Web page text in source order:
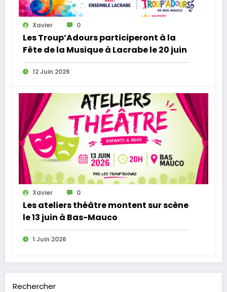
Xavier 0
Les Troup’Adours participeront à la
Fête de la Musique à Lacrabe le 20 juin
12 Juin 2026
Xavier 0
Les ateliers théâtre montent sur scène
le 13 juin à Bas-Mauco
1 Juin 2026
Rechercher